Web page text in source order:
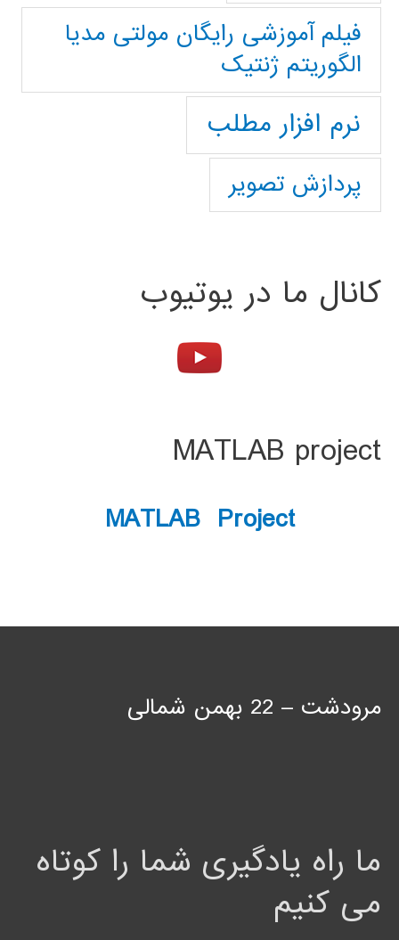
فیلم آموزشی رایگان مولتی مدیا
الگوریتم ژنتیک
نرم افزار مطلب
پردازش تصویر
کانال ما در یوتیوب
MATLAB project
MATLAB Project
مرودشت – 22 بهمن شمالی
ما راه یادگیری شما را کوتاه
می کنیم